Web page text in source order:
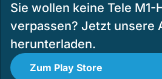
Sie wollen keine Tele M1-
verpassen? Jetzt unsere
herunterladen.
Zum Play Store